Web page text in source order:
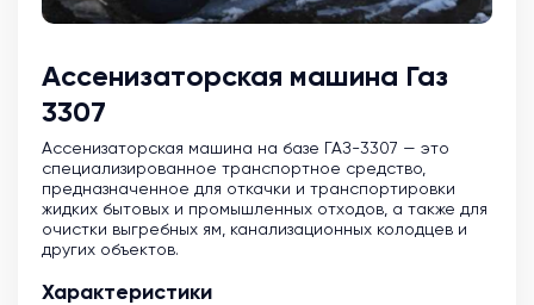
Ассенизаторская машина Газ
3307
Ассенизаторская машина на базе ГАЗ-3307 — это
специализированное транспортное средство,
предназначенное для откачки и транспортировки
жидких бытовых и промышленных отходов, а также для
очистки выгребных ям, канализационных колодцев и
других объектов.
Характеристики